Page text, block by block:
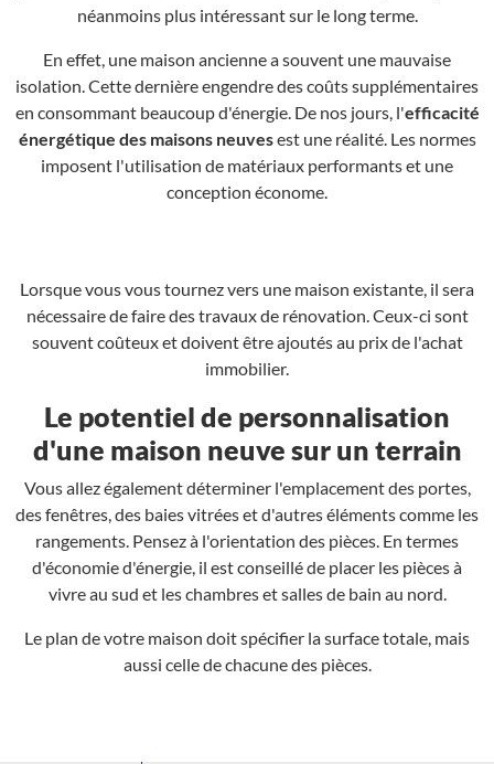
néanmoins plus intéressant sur le long terme.
En effet, une maison ancienne a souvent une mauvaise
isolation. Cette dernière engendre des coûts supplémentaires
en consommant beaucoup d'énergie. De nos jours, l'efficacité
énergétique des maisons neuvesest une réalité. Les normes
imposent l'utilisation de matériaux performants et une
conception économe.
Lorsque vous vous tournez vers une maison existante, il sera
nécessaire de faire des travaux de rénovation. Ceux-ci sont
souvent coûteux et doivent être ajoutés au prix de l'achat
immobilier.
Le potentiel de personnalisation
d'une maison neuve sur un terrain
Vous allez également déterminer l'emplacement des portes,
des fenêtres, des baies vitrées et d'autres éléments comme les
rangements. Pensez à l'orientation des pièces. En termes
d'économie d'énergie, il est conseillé de placer les pièces à
vivre au sud et les chambres et salles de bain au nord.
Le plan de votre maison doit spécifier la surface totale, mais
aussi celle de chacune des pièces.